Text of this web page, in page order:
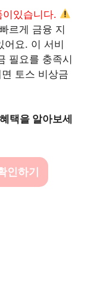
있습니다.
르게 금융 지
어요. 이 서비
필요를 충족시
토스 비상금
택을 알아보세
인하기